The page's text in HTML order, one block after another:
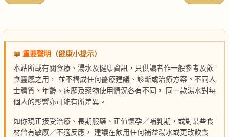
📖 重要聲明
（健康小提示）
本站所載有關食療、湯水及健康資訊，只供讀者作一般參考及飲
食靈感之用， 並不構成任何醫療建議、診斷或治療方案。不同人
士體質、年齡、病歷及藥物使用情況各有不同， 同一款湯水對每
個人的影響亦可能有所差異。
如你現正接受治療、長期服藥、正值懷孕／哺乳期，或對某些食
材曾有敏感／不適反應， 建議在飲用任何補益湯水或更改飲食